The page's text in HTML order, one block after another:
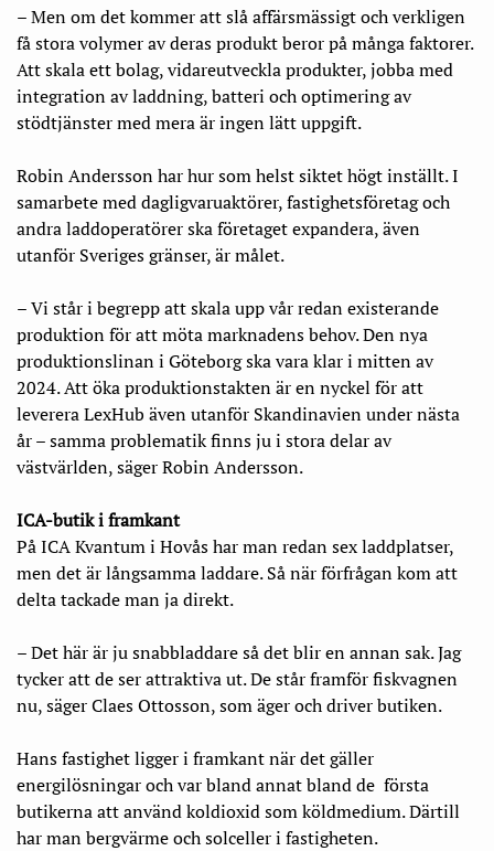
– Men om det kommer att slå affärsmässigt och verkligen
få stora volymer av deras produkt beror på många faktorer.
Att skala ett bolag, vidareutveckla produkter, jobba med
integration av laddning, batteri och optimering av
stödtjänster med mera är ingen lätt uppgift.
Robin Andersson har hur som helst siktet högt inställt. I
samarbete med dagligvaruaktörer, fastighetsföretag och
andra laddoperatörer ska företaget expandera, även
utanför Sveriges gränser, är målet.
– Vi står i begrepp att skala upp vår redan existerande
produktion för att möta marknadens behov. Den nya
produktionslinan i Göteborg ska vara klar i mitten av
2024. Att öka produktionstakten är en nyckel för att
leverera LexHub även utanför Skandinavien under nästa
år – samma problematik finns ju i stora delar av
västvärlden, säger Robin Andersson.
ICA-butik i framkant
På ICA Kvantum i Hovås har man redan sex laddplatser,
men det är långsamma laddare. Så när förfrågan kom att
delta tackade man ja direkt.
– Det här är ju snabbladdare så det blir en annan sak. Jag
tycker att de ser attraktiva ut. De står framför fiskvagnen
nu, säger Claes Ottosson, som äger och driver butiken.
Hans fastighet ligger i framkant när det gäller
energilösningar och var bland annat bland de första
butikerna att använd koldioxid som köldmedium. Därtill
har man bergvärme och solceller i fastigheten.